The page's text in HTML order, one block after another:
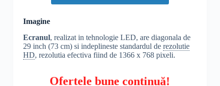
Imagine
Ecranul, realizat in tehnologie LED, are diagonala de
29 inch (73 cm) si indeplineste standardul de rezolutie
HD, rezolutia efectiva fiind de 1366 x 768 pixeli.
Ofertele bune continuă!